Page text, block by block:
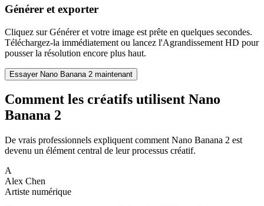
Générer et exporter
Cliquez sur Générer et votre image est prête en quelques secondes.
Téléchargez-la immédiatement ou lancez l'Agrandissement HD pour
pousser la résolution encore plus haut.
Essayer Nano Banana 2 maintenant
Comment les créatifs utilisent Nano
Banana 2
De vrais professionnels expliquent comment Nano Banana 2 est
devenu un élément central de leur processus créatif.
A
Alex Chen
Artiste numérique